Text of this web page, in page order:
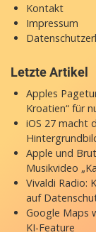
Kontakt
Impressum
Letzte Artikel
Apples
Kroatien“ für
iOS 27 macht
Apple und
Musikvideo
Vivaldi Radio:
auf
Google Maps
KI-Feature